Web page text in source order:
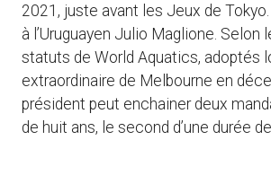
2021, juste avant les Jeux de
à l’Uruguayen Julio Maglione. Selon
statuts de World Aquatics, adoptés
extraordinaire de Melbourne en
président peut enchainer deux
de huit ans, le second d’une durée